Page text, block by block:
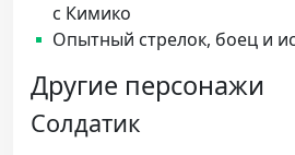
с Кимико
Опытный стрелок, боец и
Другие персонажи
Солдатик